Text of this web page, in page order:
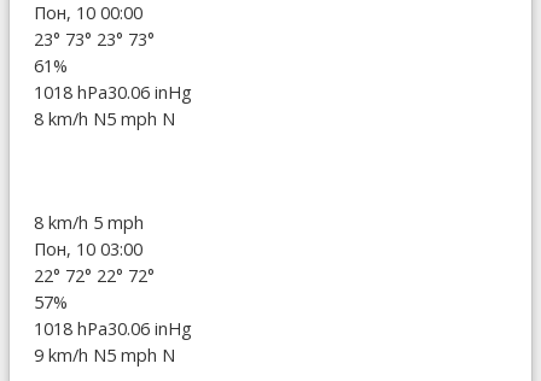
Пон, 10 00:00
23° 73° 23° 73°
61%
1018 hPa30.06 inHg
8 km/h N5 mph N
8 km/h 5 mph
Пон, 10 03:00
22° 72° 22° 72°
57%
1018 hPa30.06 inHg
9 km/h N5 mph N